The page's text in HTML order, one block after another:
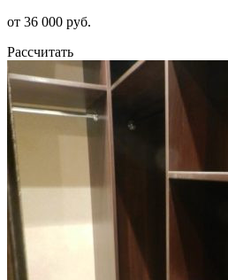
от 36 000 руб.
Рассчитать